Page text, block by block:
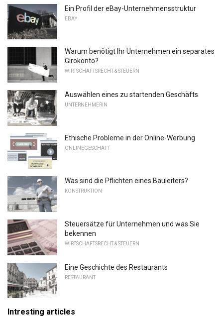
Ein Profil der eBay-Unternehmensstruktur
EBAY
Warum benötigt Ihr Unternehmen ein separates
Girokonto?
WIRTSCHAFTSRECHT & STEUERN
Auswählen eines zu startenden Geschäfts
UNTERNEHMERIN
Ethische Probleme in der Online-Werbung
ONLINEGESCHÄFT
Was sind die Pflichten eines Bauleiters?
KONSTRUKTION
Steuersätze für Unternehmen und was Sie
bekennen
WIRTSCHAFTSRECHT & STEUERN
Eine Geschichte des Restaurants
RESTAURANT
Intresting articles